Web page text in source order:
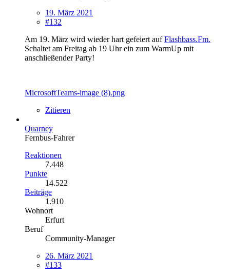
19. März 2021
#132
Am 19. März wird wieder hart gefeiert aufFlashbass.Fm.
Schaltet am Freitag ab 19 Uhr ein zum WarmUp mit
anschließender Party!
MicrosoftTeams-image (8).png
Zitieren
Quarney
Fernbus-Fahrer
Reaktionen
7.448
Punkte
14.522
Beiträge
1.910
Wohnort
Erfurt
Beruf
Community-Manager
26. März 2021
#133